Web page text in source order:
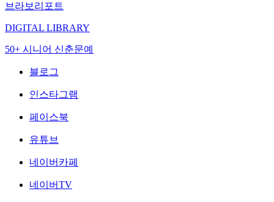
브라보리포트
DIGITAL LIBRARY
50+ 시니어 신춘문예
블로그
인스타그램
페이스북
유튜브
네이버카페
네이버TV